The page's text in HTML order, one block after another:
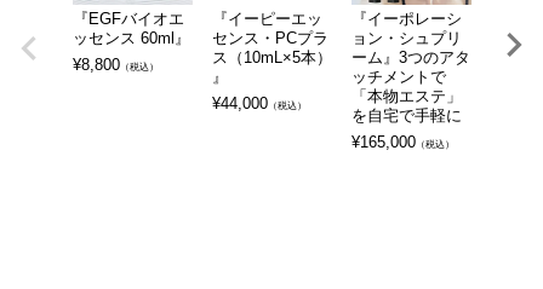
『EGFバイオエ
ッセンス 60ml』
¥8,800 （税込）
『イーピーエッ
センス・PCプラ
ス（10mL×5本）
』
¥44,000 （税込）
『イーポレーシ
ョン・シュプリ
ーム』3つのアタ
ッチメントで
「本物エステ」
を自宅で手軽に
¥165,000 （税込）
＆
セル